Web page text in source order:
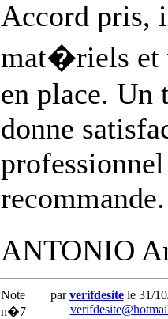
Accord pris,
mat�riels et
en place. Un
donne
recommande.
ANTONIO
Note
n�7
parverifdesitele 31/